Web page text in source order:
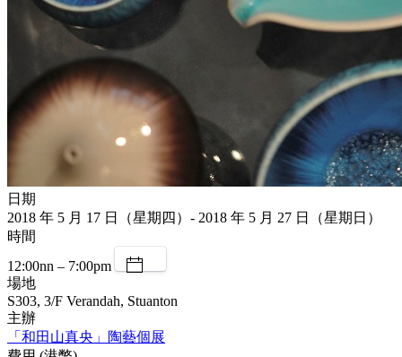
日期
2018 年 5 月 17 日（星期四）- 2018 年 5 月 27 日（星期日）
時間
12:00nn – 7:00pm
場地
S303, 3/F Verandah, Stuanton
主辦
「和田山真央」陶藝個展